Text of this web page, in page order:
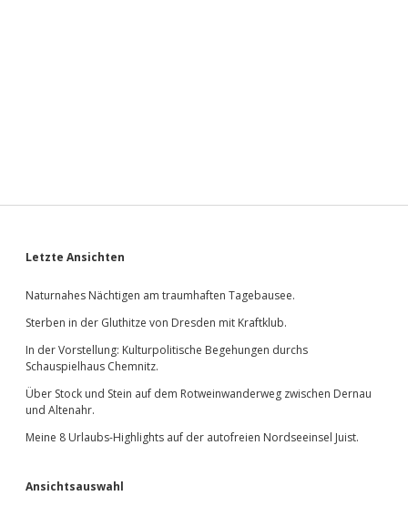
Sidebar
Letzte Ansichten
Naturnahes Nächtigen am traumhaften Tagebausee.
Sterben in der Gluthitze von Dresden mit Kraftklub.
In der Vorstellung: Kulturpolitische Begehungen durchs
Schauspielhaus Chemnitz.
Über Stock und Stein auf dem Rotweinwanderweg zwischen Dernau
und Altenahr.
Meine 8 Urlaubs-Highlights auf der autofreien Nordseeinsel Juist.
Ansichtsauswahl